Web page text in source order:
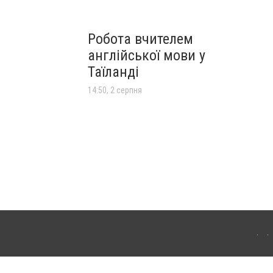
Робота вчителем
англійської мови у
Таїланді
14:50, 2 серпня